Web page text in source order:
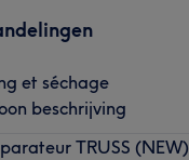
et séchage
beschrijving
TRUSS (NEW)